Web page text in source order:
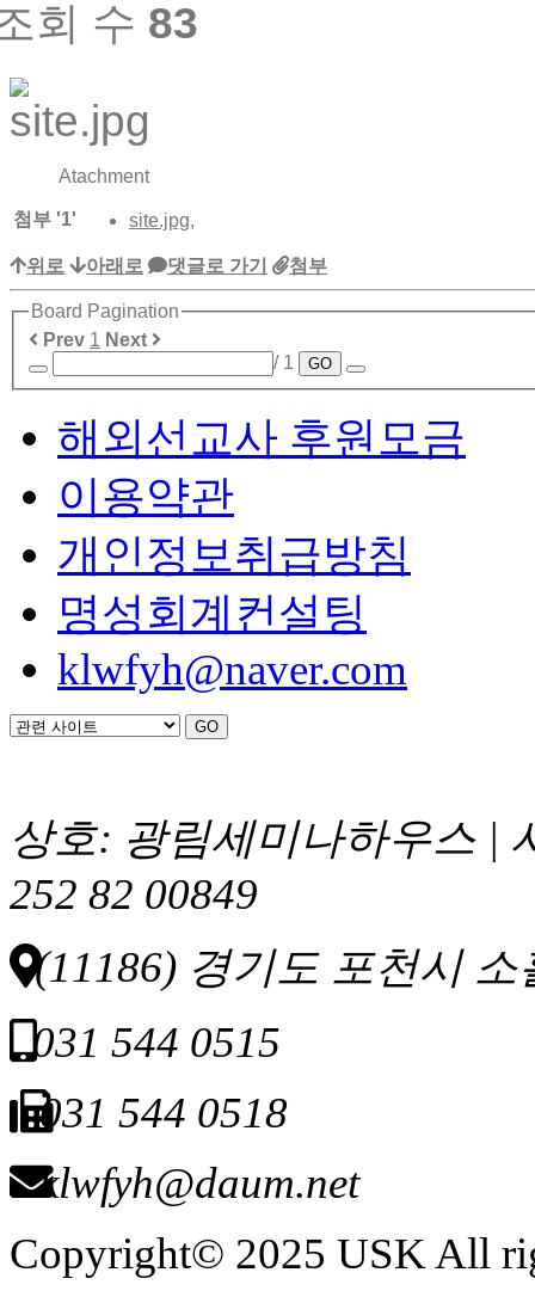
회 수 83
Atachment
첨부 '1' site.jpg,
위로 아래로 댓글로 가기 첨부
Board Pagination
Prev 1 Next
/ 1
GO
해외선교사 후원모금
이용약관
개인정보취급방침
명성회계컨설팅
klwfyh@naver.com
상호: 광림세미나하우스 |
252 82 00849
(11186) 경기도 포천시 소
031 544 0515
031 544 0518
klwfyh@daum.net
Copyright© 2025 USK All